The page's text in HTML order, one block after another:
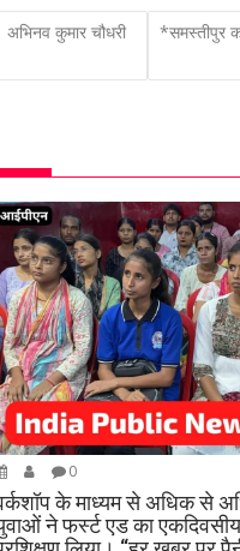
अभिनव कुमार चौधरी
*समस्तीपुर
0
के माध्यम से अधिक से
ने फर्स्ट एड का